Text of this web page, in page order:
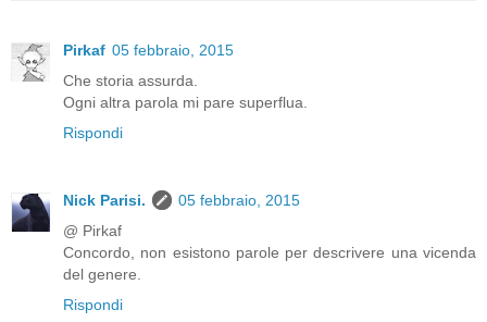
Pirkaf 05 febbraio, 2015
Che storia assurda.
Ogni altra parola mi pare superflua.
Rispondi
Nick Parisi.
05 febbraio, 2015
@ Pirkaf
Concordo, non esistono parole per descrivere una vicenda
del genere.
Rispondi